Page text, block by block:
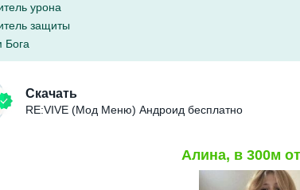
урона
защиты
Бога
Скачать
RE:VIVE (Мод Меню) Андроид бесплатно
Алина, в 300м